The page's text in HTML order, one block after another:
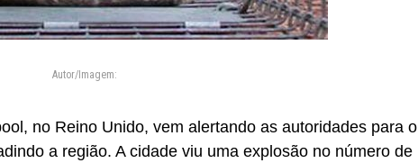
Autor/Imagem:
no Reino Unido, vem alertando as autoridades para o
a região. A cidade viu uma explosão no número de